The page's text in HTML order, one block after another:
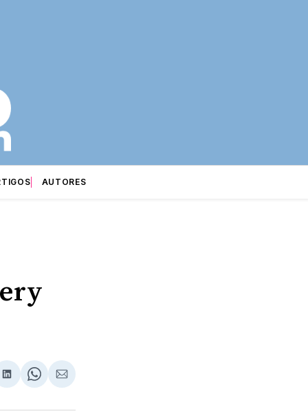
AUTORES
Compartilhar
LinkedIn
Share
WhatsApp
Compartilhar
Email